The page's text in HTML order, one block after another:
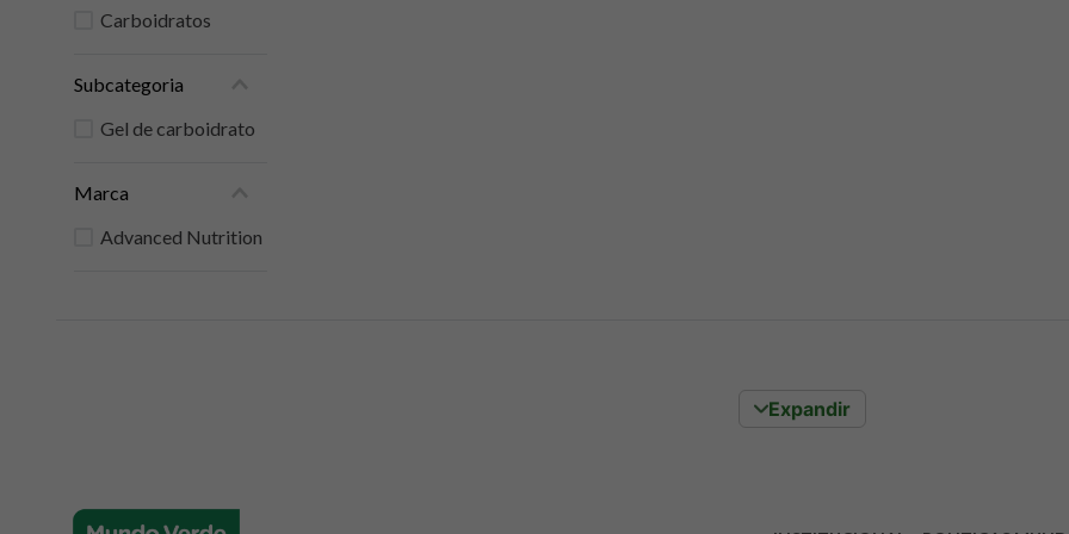
Carboidratos
Subcategoria
Gel de carboidrato
Marca
Advanced Nutrition
Expandir